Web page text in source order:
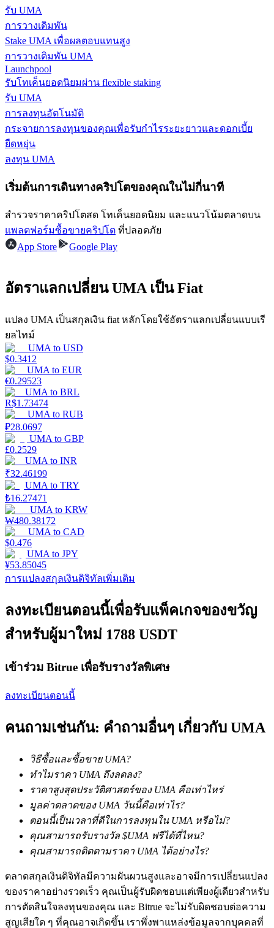
รับรางวัลการแข่งขันทุกวัน
การปักหลัก
ผลตอบแทนสูงและเข้าถึงได้ทันที
การเซ้งแบบยืดหยุ่นเพื่อรับโทเคนยอดนิยม
การล็อค BTR
การลงทุนพิเศษสำหรับผู้ถือ BTR
เงินกู้
บริการยืมเงินที่ได้รับการสนับสนุนจาก Crypto
ลงทุนอัตโนมัติ
คว้าผลกำไรระยะยาวและผลประโยชน์ที่ยืดหยุ่น
เรียนรู้ Staking
รับ UMA
การวางเดิมพัน
Stake UMA เพื่อผลตอบแทนสูง
การวางเดิมพัน UMA
Launchpool
รับโทเค็นยอดนิยมผ่าน flexible staking
รับ UMA
การลงทุนอัตโนมัติ
กระจายการลงทุนของคุณเพื่อรับกำไรระยะยาวและดอกเบี้ย
ยืดหยุ่น
ลงทุน UMA
เริ่มต้นการเดินทางคริปโตของคุณในไม่กี่นาที
สำรวจราคาคริปโตสด โทเค็นยอดนิยม และแนวโน้มตลาดบน
แพลตฟอร์มซื้อขายคริปโต ที่ปลอดภัย
App Store
Google Play
อัตราแลกเปลี่ยน UMA เป็น Fiat
แปลง UMA เป็นสกุลเงิน fiat หลักโดยใช้อัตราแลกเปลี่ยนแบบเรี
ยลไทม์
UMA to USD
$0.3412
UMA to EUR
€0.29523
UMA to BRL
R$1.73474
UMA to RUB
₽28.0697
UMA to GBP
£0.2529
UMA to INR
₹32.46199
UMA to TRY
₺16.27471
UMA to KRW
₩480.38172
UMA to CAD
$0.476
UMA to JPY
¥53.85045
การแปลงสกุลเงินดิจิทัลเพิ่มเติม
ลงทะเบียนตอนนี้เพื่อรับแพ็คเกจของขวัญ
สำหรับผู้มาใหม่ 1788 USDT
เข้าร่วม Bitrue เพื่อรับรางวัลพิเศษ
ลงทะเบียนตอนนี้
คนถามเช่นกัน: คำถามอื่นๆ เกี่ยวกับ UMA
วิธีซื้อและซื้อขาย UMA?
ทำไมราคา UMA ถึงลดลง?
ราคาสูงสุดประวัติศาสตร์ของ UMA คือเท่าไหร่
มูลค่าตลาดของ UMA วันนี้คือเท่าไร?
ตอนนี้เป็นเวลาที่ดีในการลงทุนใน UMA หรือไม่?
คุณสามารถรับรางวัล $UMA ฟรีได้ที่ไหน?
คุณสามารถติดตามราคา UMA ได้อย่างไร?
ตลาดสกุลเงินดิจิทัลมีความผันผวนสูงและอาจมีการเปลี่ยนแปลง
ของราคาอย่างรวดเร็ว คุณเป็นผู้รับผิดชอบแต่เพียงผู้เดียวสำหรับ
การตัดสินใจลงทุนของคุณ และ Bitrue จะไม่รับผิดชอบต่อความ
สูญเสียใด ๆ ที่คุณอาจเกิดขึ้น เราพึ่งพาแหล่งข้อมูลจากบุคคลที่